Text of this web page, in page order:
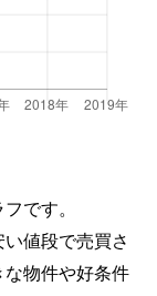
です。
値段で売買さ
物件や好条件